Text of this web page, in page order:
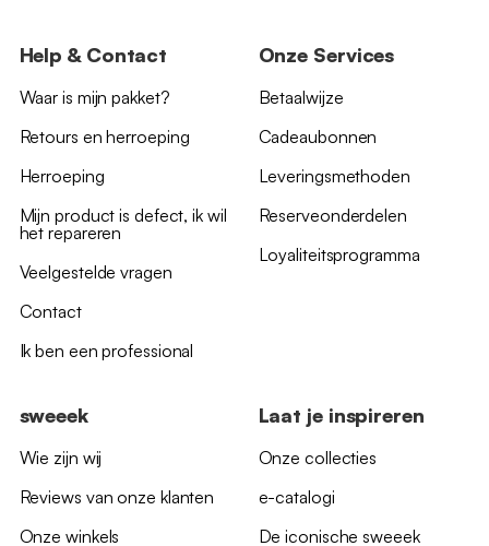
Help & Contact
Waar is mijn pakket?
Retours en herroeping
Herroeping
Mijn product is defect, ik wil
het repareren
Veelgestelde vragen
Contact
Ik ben een professional
Onze Services
Betaalwijze
Cadeaubonnen
Leveringsmethoden
Reserveonderdelen
Loyaliteitsprogramma
sweeek
Wie zijn wij
Reviews van onze klanten
Onze winkels
Laat je inspireren
Onze collecties
e-catalogi
De iconische sweeek